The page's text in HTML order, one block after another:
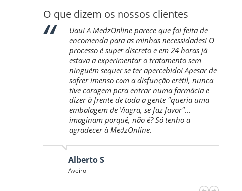
O que dizem os nossos clientes
Uau! A MedzOnline parece que foi feita de
encomenda para as minhas necessidades! O
processo é super discreto e em 24 horas já
estava a experimentar o tratamento sem
ninguém sequer se ter apercebido! Apesar de
sofrer imenso com a disfunção erétil, nunca
tive coragem para entrar numa farmácia e
dizer à frente de toda a gente "queria uma
embalagem de Viagra, se faz favor"...
imaginam porquê, não é? Só tenho a
agradecer à MedzOnline.
Alberto S
Aveiro